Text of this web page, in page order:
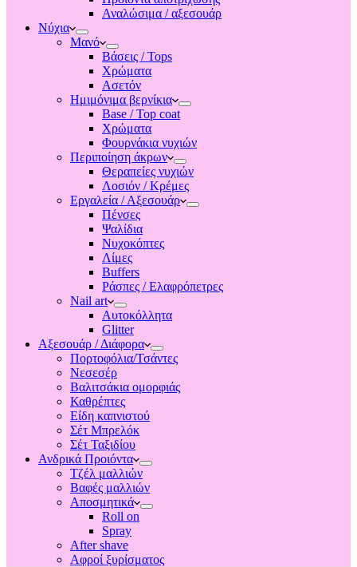
Αναλώσιμα / αξεσουάρ
Νύχια
Μανό
Βάσεις / Tops
Χρώματα
Ασετόν
Ημιμόνιμα βερνίκια
Base / Top coat
Χρώματα
Φουρνάκια νυχιών
Περιποίηση άκρων
Θεραπείες νυχιών
Λοσιόν / Κρέμες
Εργαλεία / Αξεσουάρ
Πένσες
Ψαλίδια
Νυχοκόπτες
Λίμες
Buffers
Ράσπες / Ελαφρόπετρες
Nail art
Αυτοκόλλητα
Glitter
Αξεσουάρ / Διάφορα
Πορτοφόλια/Τσάντες
Νεσεσέρ
Βαλιτσάκια ομορφιάς
Καθρέπτες
Είδη καπνιστού
Σέτ Μπρελόκ
Σέτ Ταξιδίου
Ανδρικά Προιόντα
Τζέλ μαλλιών
Βαφές μαλλιών
Αποσμητικά
Roll on
Spray
After shave
Αφροί ξυρίσματος